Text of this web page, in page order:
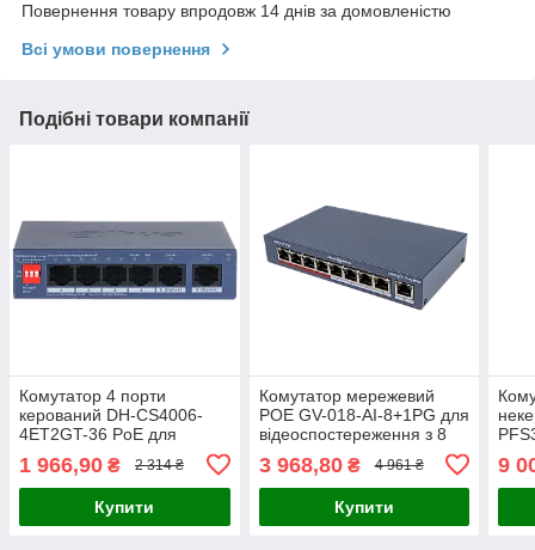
Повернення товару впродовж 14 днів за домовленістю
Всі умови повернення
Подібні товари компанії
Комутатор 4 порти
керований DH-CS4006-
4ET2GT-36 PoE для
підтримкою PoE, 4xRJ45
10/100M, 2xRJ45
10/100/1000M,
1 966,90 ₴ 2 314 ₴
Купити
Комутатор мережевий
POE GV-018-AI-8+1PG для
відеоспостереження з 8
підтримкою живлення на
відстані 250
3 968,80₴ 4 961 ₴
Купити
9